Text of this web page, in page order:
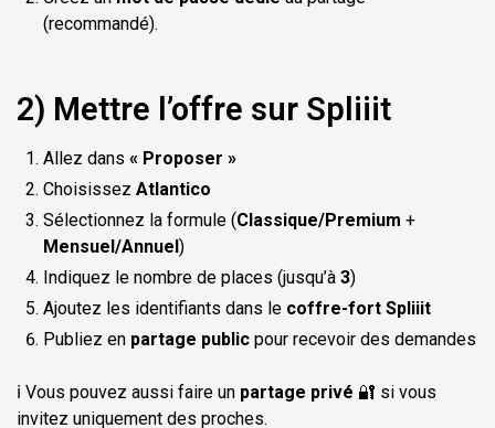
(recommandé).
2) Mettre l’offre sur Spliiit
Allez dans « Proposer »
Choisissez Atlantico
Sélectionnez la formule (Classique/Premium +
Mensuel/Annuel)
Indiquez le nombre de places (jusqu’à 3)
Ajoutez les identifiants dans le coffre-fort Spliiit
Publiez en partage public pour recevoir des demandes
ℹ️ Vous pouvez aussi faire un partage privé 🔐 si vous
invitez uniquement des proches.